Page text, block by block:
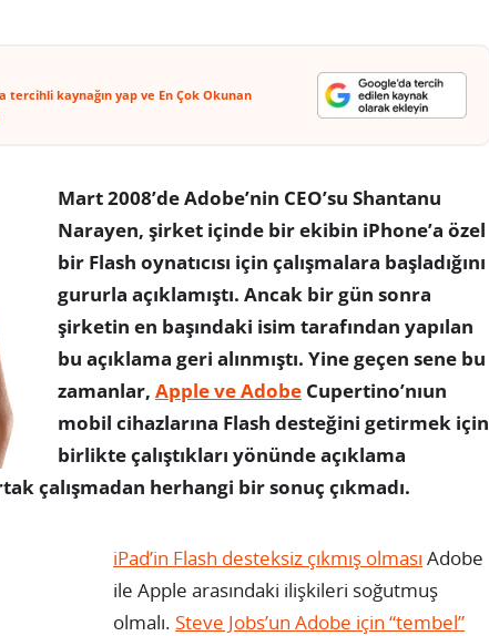
tercihli kaynağın yap ve En Çok Okunan
Mart 2008’de Adobe’nin CEO’su Shantanu
Narayen, şirket içinde bir ekibin iPhone’a özel
bir Flash oynatıcısı için çalışmalara başladığını
gururla açıklamıştı. Ancak bir gün sonra
şirketin en başındaki isim tarafından yapılan
bu açıklama geri alınmıştı. Yine geçen sene bu
zamanlar, Apple ve Adobe Cupertino’nıun
mobil cihazlarına Flash desteğini getirmek için
birlikte çalıştıkları yönünde açıklama
çalışmadan herhangi bir sonuç çıkmadı.
iPad’in Flash desteksiz çıkmış olması Adobe
ile Apple arasındaki ilişkileri soğutmuş
olmalı. Steve Jobs’un Adobe için “tembel”